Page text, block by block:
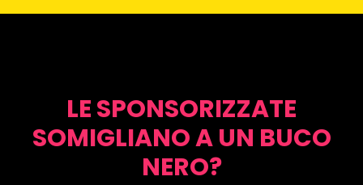
LE SPONSORIZZATE
SOMIGLIANO A UN BUCO
NERO?